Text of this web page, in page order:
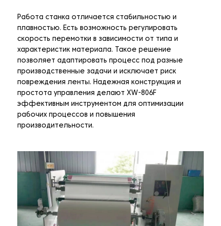
Работа станка отличается стабильностью и
плавностью. Есть возможность регулировать
скорость перемотки в зависимости от типа и
характеристик материала. Такое решение
позволяет адаптировать процесс под разные
производственные задачи и исключает риск
повреждения ленты. Надежная конструкция и
простота управления делают XW-806F
эффективным инструментом для оптимизации
рабочих процессов и повышения
производительности.